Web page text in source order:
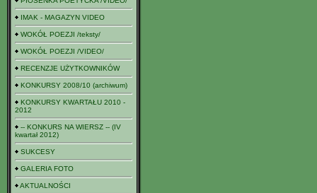
IMAK - MAGAZYN VIDEO
WOKÓŁ POEZJI /teksty/
WOKÓŁ POEZJI /VIDEO/
RECENZJE UŻYTKOWNIKÓW
KONKURSY 2008/10 (archiwum)
KONKURSY KWARTAŁU 2010 -
2012
-- KONKURS NA WIERSZ -- (IV
kwartał 2012)
SUKCESY
GALERIA FOTO
AKTUALNOŚCI